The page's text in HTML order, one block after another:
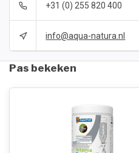
+31 (0) 255 820 400
info@aqua-natura.nl
Pas bekeken